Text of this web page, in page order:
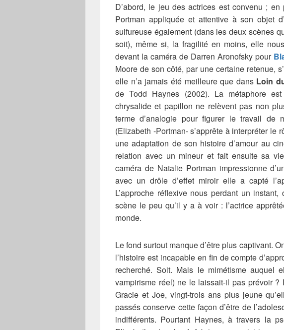
D’abord, le jeu des actrices est convenu ;
Portman appliquée et attentive à son objet
sulfureuse également (dans les deux scènes
soit), même si, la fragilité en moins, elle
devant la caméra de Darren Aronofsky pour
Moore de son côté, par une certaine retenue,
elle n’a jamais été meilleure que dans Loin
de Todd Haynes (2002). La métaphore
chrysalide et papillon ne relèvent pas non
terme d’analogie pour figurer le travail de
(Elizabeth -Portman- s’apprête à interpréter le
une adaptation de son histoire d’amour au
relation avec un mineur et fait ensuite sa
caméra de Natalie Portman impressionne
avec un drôle d’effet miroir elle a capté
L’approche réflexive nous perdant un
scène le peu qu’il y a à voir : l’actrice
monde.
Le fond surtout manque d’être plus captivant.
l’histoire est incapable en fin de compte
recherché. Soit. Mais le mimétisme auquel
vampirisme réel) ne le laissait-il pas prévoir ?
Gracie et Joe, vingt-trois ans plus jeune
passés conserve cette façon d’être de
indifférents. Pourtant Haynes, à travers la